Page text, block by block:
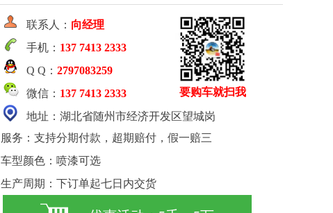
联系人： 向经理
手机： 137 7413 2333
Q Q： 2797083259
微信： 137 7413 2333 要购车就扫我
地址：湖北省随州市经济开发区望城岗
服务：支持分期付款，超期赔付，假一赔三
车型颜色：喷漆可选
生产周期：下订单起七日内交货